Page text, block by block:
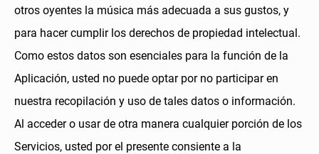
otros oyentes la música más adecuada a sus gustos, y
para hacer cumplir los derechos de propiedad intelectual.
Como estos datos son esenciales para la función de la
Aplicación, usted no puede optar por no participar en
nuestra recopilación y uso de tales datos o información.
Al acceder o usar de otra manera cualquier porción de los
Servicios, usted por el presente consiente a la